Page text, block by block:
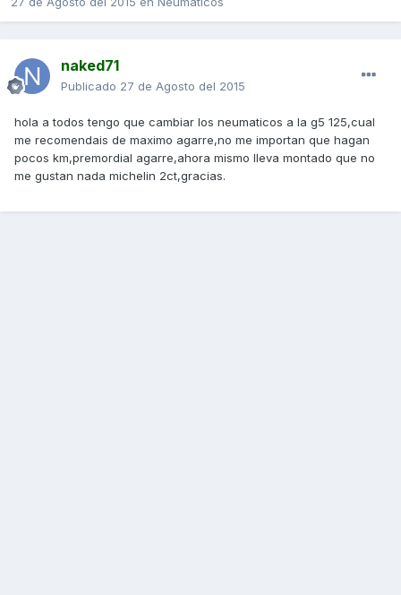
naked71
Publicado 27 de Agosto del 2015
hola a todos tengo que cambiar los neumaticos a la g5 125,cual
me recomendais de maximo agarre,no me importan que hagan
pocos km,premordial agarre,ahora mismo lleva montado que no
me gustan nada michelin 2ct,gracias.